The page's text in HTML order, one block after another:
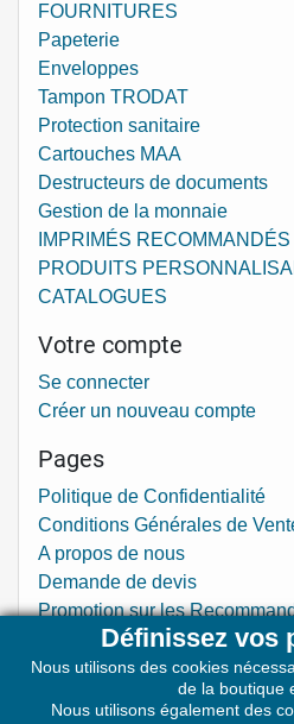
FOURNITURES
Papeterie
Enveloppes
Tampon TRODAT
Protection sanitaire
Cartouches MAA
Destructeurs de documents
Gestion de la monnaie
IMPRIMÉS RECOMMANDÉS
PRODUITS
CATALOGUES
Votre compte
Se connecter
Créer un nouveau compte
Pages
Politique de Confidentialité
Conditions Générales de
A propos de nous
Demande de devis
Promotion sur les
Nos magasins
Contactez nous
Définissez vos
Nous utilisons des cookies
de la boutique
Nous utilisons également des